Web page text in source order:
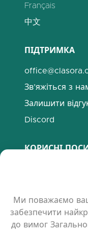
Français
中文
ПІДТРИМКА
Зв’яжіться з
Залишити
Discord
КОРИСНІ
Поширені
Політика
Умови
Ми поважаємо
забезпечити
до вимог